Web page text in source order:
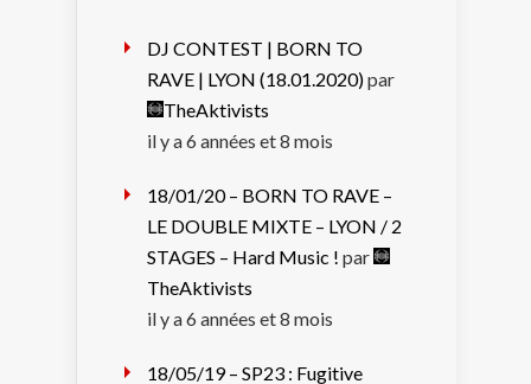
DJ CONTEST | BORN TO
RAVE | LYON (18.01.2020)par
TheAktivists
il y a 6 années et 8 mois
18/01/20 – BORN TO RAVE –
LE DOUBLE MIXTE – LYON / 2
STAGES – Hard Music ! par
TheAktivists
il y a 6 années et 8 mois
18/05/19 – SP23 : Fugitive